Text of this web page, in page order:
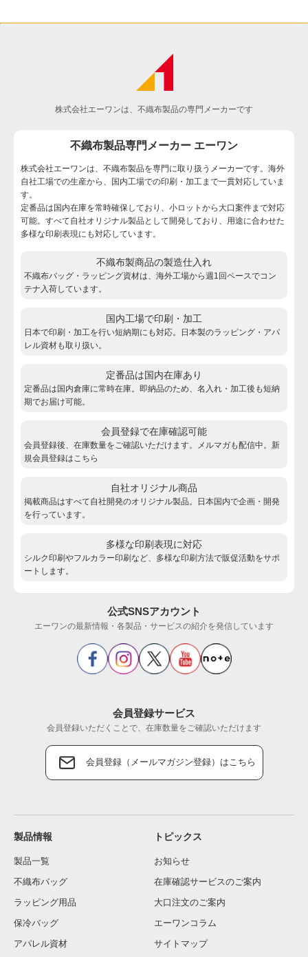
株式会社エーワンは、不織布製品の専門メーカーです
不織布製品専門メーカー エーワン
株式会社エーワンは、不織布製品を専門に取り扱うメーカーです。海外
自社工場での生産から、国内工場での印刷・加工まで一貫対応していま
す。
定番品は国内在庫を常時確保しており、小ロットから大口案件まで対応
可能。すべて自社オリジナル製品として開発しており、用途に合わせた
多様な印刷表現にも対応しています。
不織布製商品の製造仕入れ
不織布バッグ・ラッピング資材は、海外工場から週1回ペースでコン
テナ入荷しています。
国内工場で印刷・加工
日本で印刷・加工を行い短納期にも対応。日本製のラッピング・アパ
レル資材も取り扱い。
定番品は国内在庫あり
定番品は国内倉庫に常時在庫。即納品のため、名入れ・加工後も短納
期でお届け可能。
会員登録で在庫確認可能
会員登録後、在庫数量をご確認いただけます。メルマガも配信中。新
規会員登録は こちら
自社オリジナル商品
掲載商品はすべて自社開発のオリジナル製品。日本国内で企画・開発
を行っています。
多様な印刷表現に対応
シルク印刷やフルカラー印刷など、多様な印刷方法で販促活動をサポ
ートします。
公式SNSアカウント
エーワンの最新情報・各製品・サービスの紹介を発信しています
会員登録サービス
会員登録いただくことで、在庫数量をご確認いただけます
会員登録（メールマガジン登録）はこちら
製品情報
製品一覧
不織布バッグ
ラッピング用品
保冷バッグ
アパレル資材
トピックス
お知らせ
在庫確認サービスのご案内
大口注文のご案内
エーワンコラム
サイトマップ